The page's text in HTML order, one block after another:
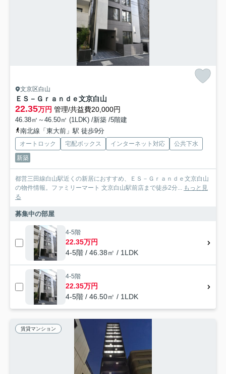
文京区白山
ＥＳ－Ｇｒａｎｄｅ文京白山
22.35万円 管理/共益費20,000円
46.38㎡～46.50㎡ (1LDK) /新築 /5階建
南北線「東大前」駅 徒歩9分
オートロック 宅配ボックス インターネット対応
公共下水
新築
都営三田線白山駅近くの新居におすすめ、ＥＳ－Ｇｒａｎｄｅ文京白山
の物件情報。ファミリーマート 文京白山駅前店まで徒歩2分... もっと見
る
募集中の部屋
4-5階
22.35万円
4-5階 / 46.38㎡ / 1LDK
4-5階
22.35万円
4-5階 / 46.50㎡ / 1LDK
賃貸マンション